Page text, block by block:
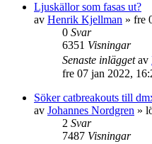
Ljuskällor som fasas ut?
av Henrik Kjellman » fre
0 Svar
6351 Visningar
Senaste inläggetav
fre 07 jan 2022,
Söker catbreakouts till
av Johannes Nordgren »
2 Svar
7487 Visningar